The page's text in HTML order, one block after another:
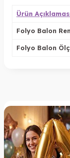
Ürün
Folyo Balon
Folyo Balon